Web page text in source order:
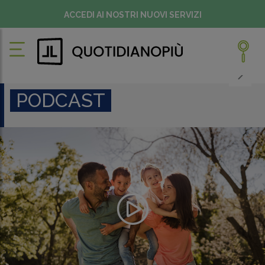
ACCEDI AI NOSTRI NUOVI SERVIZI
PODCAST